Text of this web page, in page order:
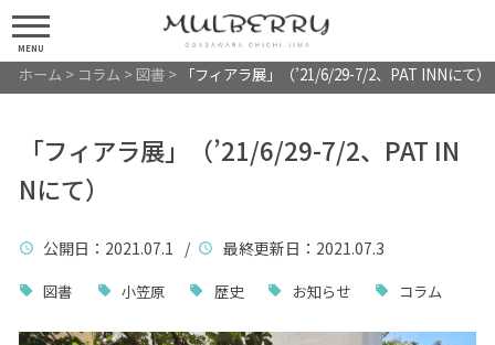
MENU
ホーム > コラム > 図書> 「フィアラ展」（’21/6/29-7/2、PAT INNにて）
「フィアラ展」（’21/6/29-7/2、PAT IN
Nにて）
公開日 ：2021.07.1 / 最終更新日 ：2021.07.3
図書 小笠原 歴史 お知らせ コラム